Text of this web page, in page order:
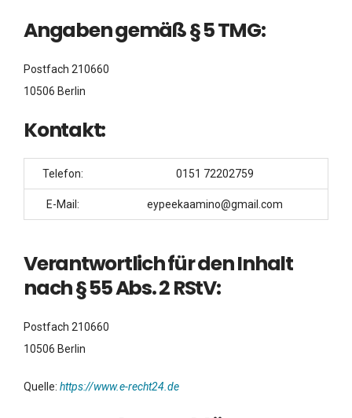
Angaben gemäß § 5 TMG:
Postfach 210660
10506 Berlin
Kontakt:
Telefon: 0151 72202759
E-Mail: eypeekaamino@gmail.com
Verantwortlich für den Inhalt
nach § 55 Abs. 2 RStV:
Postfach 210660
10506 Berlin
Quelle: https://www.e-recht24.de